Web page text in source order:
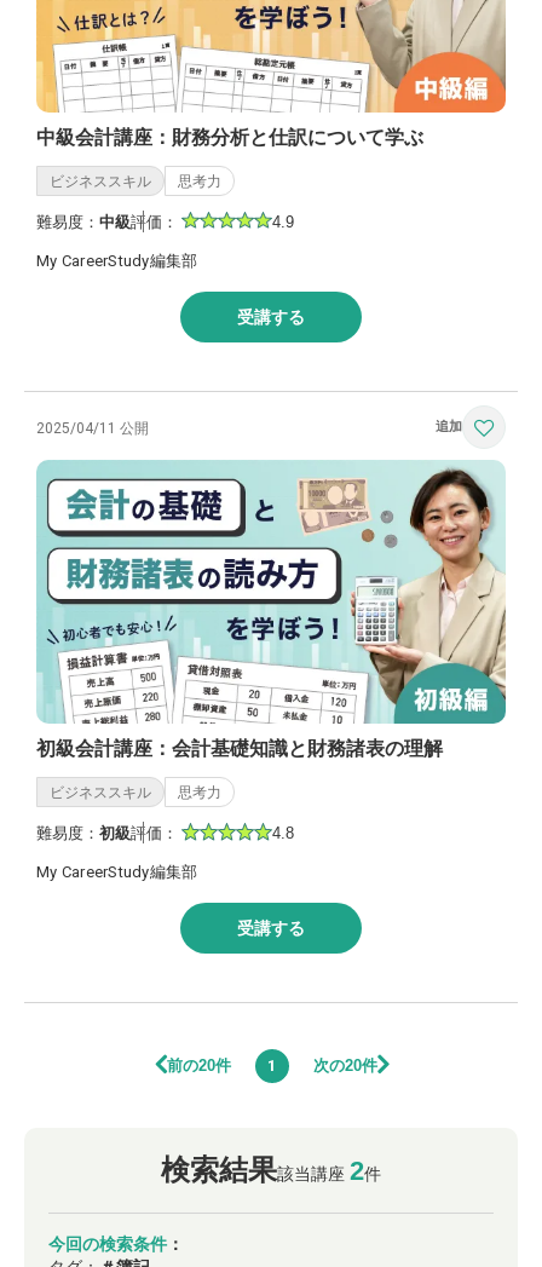
中級会計講座：財務分析と仕訳について学ぶ
ビジネススキル 思考力
難易度： 中級評価： 4.9
My CareerStudy編集部
受講する
2025/04/11 公開
初級会計講座：会計基礎知識と財務諸表の理解
ビジネススキル 思考力
難易度： 初級評価： 4.8
My CareerStudy編集部
受講する
前の20件 1 次の20件
検索結果該当講座 2件
今回の検索条件 ：